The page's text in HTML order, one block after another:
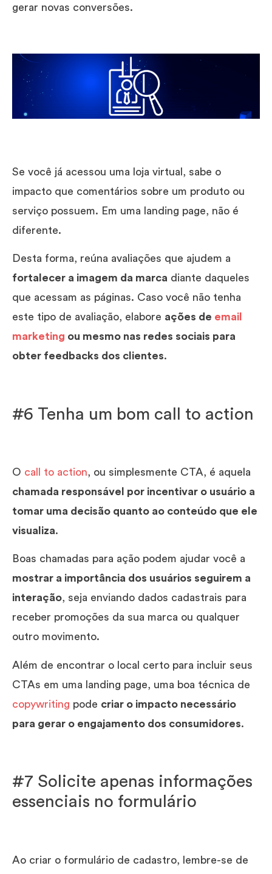
gerar novas conversões.
Se você já acessou uma loja virtual, sabe o
impacto que comentários sobre um produto ou
serviço possuem. Em uma landing page, não é
diferente.
Desta forma, reúna avaliações que ajudem a
fortalecer a imagem da marca diante daqueles
que acessam as páginas. Caso você não tenha
este tipo de avaliação, elabore ações de email
marketing ou mesmo nas redes sociais para
obter feedbacks dos clientes.
#6 Tenha um bom call to action
O call to action, ou simplesmente CTA, é aquela
chamada responsável por incentivar o usuário a
tomar uma decisão quanto ao conteúdo que ele
visualiza.
Boas chamadas para ação podem ajudar você a
mostrar a importância dos usuários seguirem a
interação, seja enviando dados cadastrais para
receber promoções da sua marca ou qualquer
outro movimento.
Além de encontrar o local certo para incluir seus
CTAs em uma landing page, uma boa técnica de
copywriting pode criar o impacto necessário
para gerar o engajamento dos consumidores.
#7 Solicite apenas informações
essenciais no formulário
Ao criar o formulário de cadastro, lembre-se de